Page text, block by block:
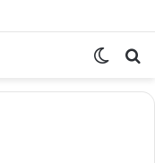
Switch